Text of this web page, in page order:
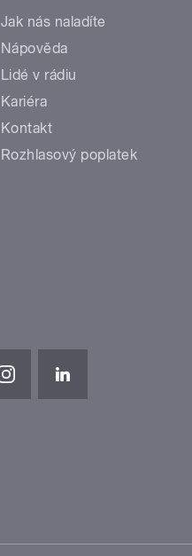
Jak nás naladíte
Nápověda
Lidé v rádiu
Kariéra
Kontakt
Rozhlasový poplatek